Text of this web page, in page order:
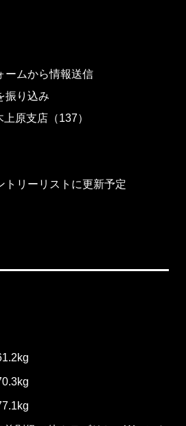
ムから情報送信
振り込み
原支店（137）
リーリストに更新予定